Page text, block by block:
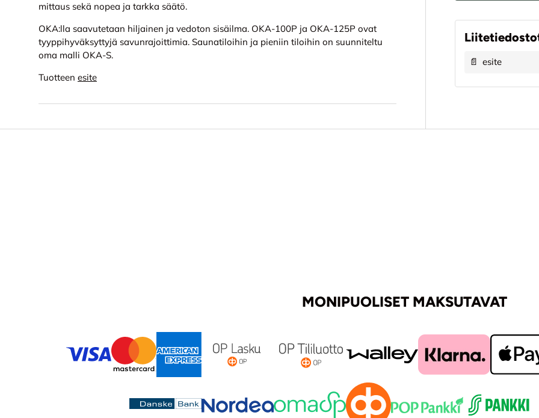
📄 esite
mittaus sekä nopea ja tarkka säätö.
OKA:lla saavutetaan hiljainen ja vedoton sisäilma. OKA-100P ja OKA-125P ovat
tyyppihyväksyttyjä savunrajoittimia. Saunatiloihin ja pieniin tiloihin on suunniteltu
oma malli OKA-S.
Tuotteen esite
MONIPUOLISET MAKSUTAVAT